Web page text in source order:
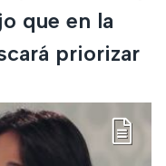
que en la
priorizar